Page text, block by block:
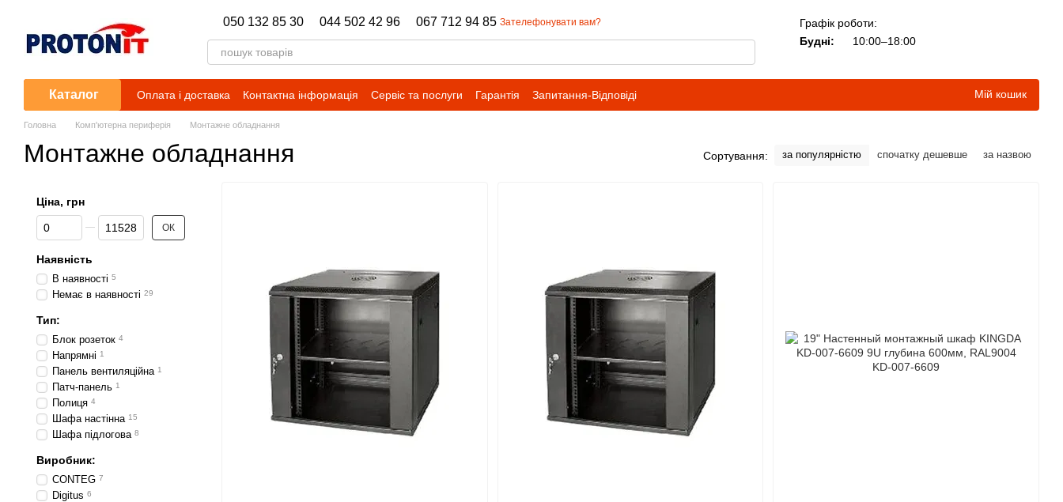
050 132 85 30 044 502 42 96 067 712 94 85 Зателефонувати вам?
Графік роботи:
Будні:
10:00–18:00
Каталог Оплата і доставка Контактна інформація Сервіс та послуги Гарантія Запитання-Відповіді Мій кошик
Головна Комп'ютерна периферія Монтажне обладнання
Монтажне обладнання Сортування: за популярністю спочатку дешевше за назвою
Ціна, грн
Від Ціна, грн
До Ціна, грн ОК
Наявність
В наявності 5
Немає в наявності 29
Тип:
Блок розеток 4
Напрямні 1
Панель вентиляційна 1
Патч-панель 1
Полиця 4
Шафа настінна 15
Шафа підлогова 8
Виробник:
CONTEG 7
Digitus 6